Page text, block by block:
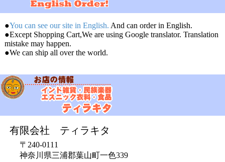
●You can see our site in English. And can order in English.
●Except Shopping Cart,We are using Google translator. Translation
mistake may happen.
●We can ship all over the world.
有限会社 ティラキタ
〒240-0111
神奈川県三浦郡葉山町一色339